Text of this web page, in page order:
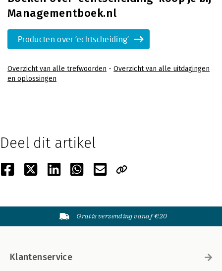
Managementboek.nl
Producten over 'echtscheiding'
Overzicht van alle trefwoorden - Overzicht van alle uitdagingen
en oplossingen
Deel dit artikel
Gratis verzending vanaf €20
Klantenservice